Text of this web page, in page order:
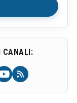
CANALI: